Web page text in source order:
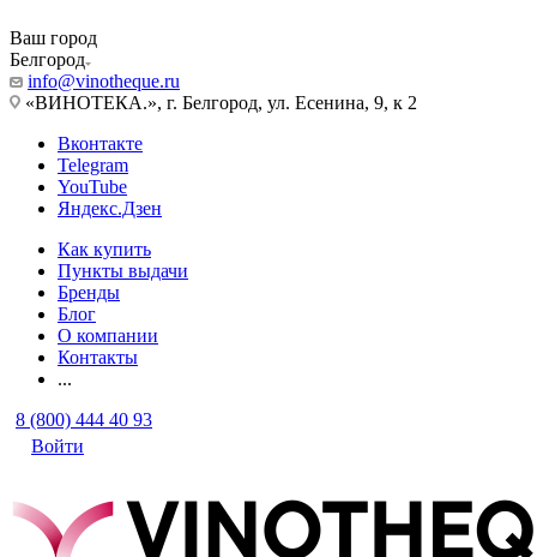
Ваш город
Белгород
info@vinotheque.ru
«ВИНОТЕКА.», г. Белгород, ул. Есенина, 9, к 2
Вконтакте
Telegram
YouTube
Яндекс.Дзен
Как купить
Пункты выдачи
Бренды
Блог
О компании
Контакты
...
8 (800) 444 40 93
Войти